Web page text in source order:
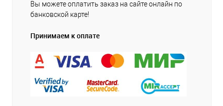
Вы можете оплатить заказ на сайте онлайн по
банковской карте!
Принимаем к оплате